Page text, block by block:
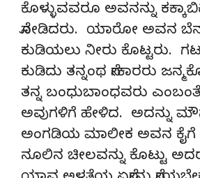
ಕೊಳ್ಳುವವರೂ ಅವನನ್ನು
ನೋಡಿದರು. ಯಾರೋ ಅವನ ಬೆನ್ನು
ಕುಡಿಯಲು ನೀರು ಕೊಟ್ಟರು.
ಕುಡಿದು ತನ್ನಂಥ ನೇಕಾರರು
ತನ್ನ ಬಂಧುಬಾಂಧವರು ಎಂಬಂತೆ
ಅವುಗಳಿಗೆ ಹೇಳಿದ. ಅದನ್ನು
ಅಂಗಡಿಯ ಮಾಲೀಕ ಅವನ ಕೈಗೆ
ನೂಲಿನ ಚೀಲವನ್ನು ಕೊಟ್ಟು